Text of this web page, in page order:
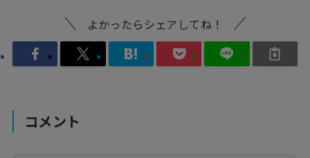
よかったらシェアしてね！
コメント